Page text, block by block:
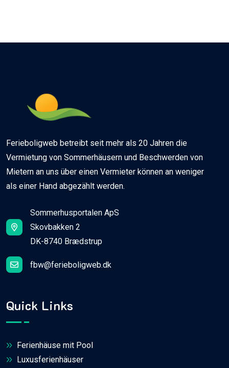
Ferieboligweb betreibt seit mehr als 20 Jahren die
Vermietung von Sommerhäusern und Beschwerden von
Mietern an uns über einen Vermieter können an weniger
als einer Hand abgezählt werden.
Sommerhusportalen ApS
Skovbakken 2
DK-8740 Brædstrup
fbw@ferieboligweb.dk
Quick Links
Ferienhäuse mit Pool
Luxusferienhäuser